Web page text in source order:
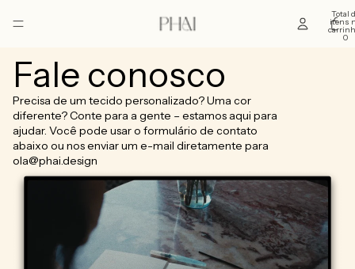
Total
itens
0
Fale conosco
Precisa de um tecido personalizado? Uma cor
diferente? Conte para a gente – estamos aqui para
ajudar. Você pode usar o formulário de contato
abaixo ou nos enviar um e-mail diretamente para
ola@phai.design